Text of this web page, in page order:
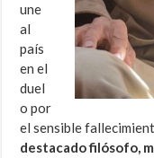
une
al
país
en el
duel
o por
el sensible
destacado filósofo,